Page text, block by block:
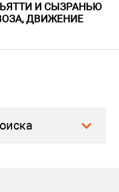
И СЫЗРАНЬЮ
ДВИЖЕНИЕ